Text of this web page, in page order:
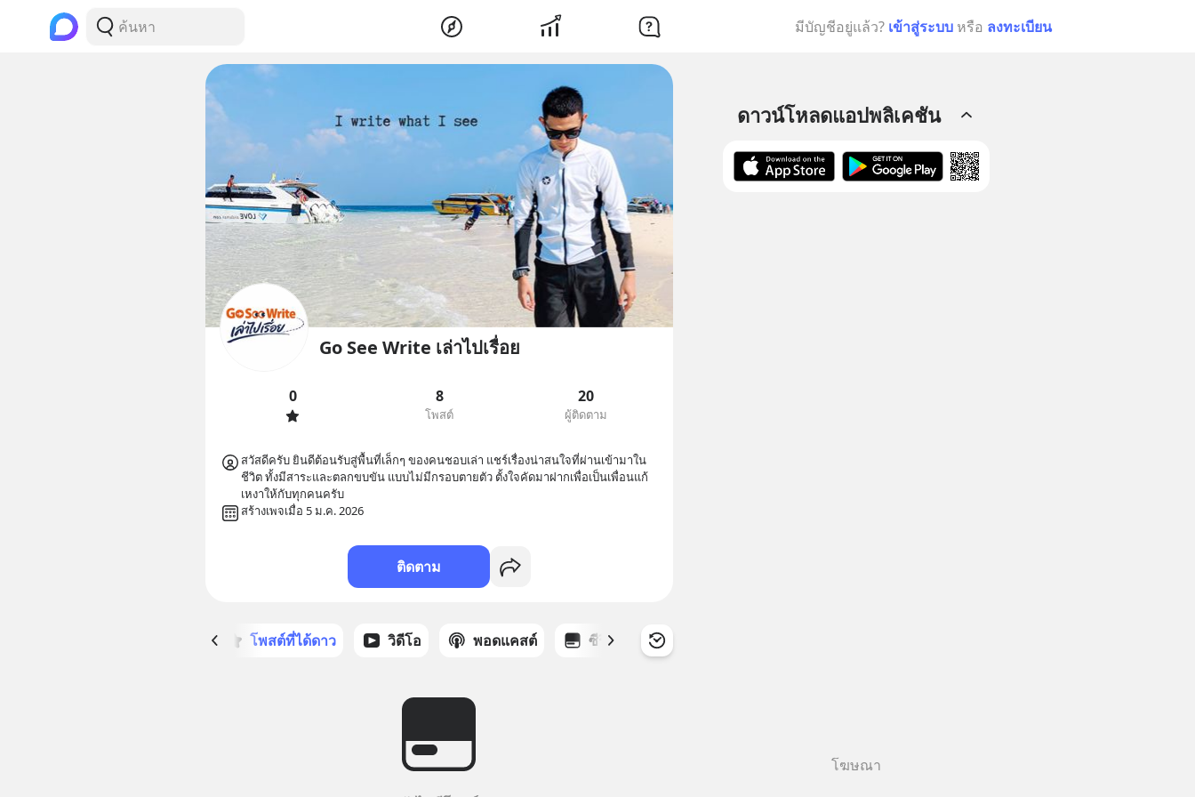
มีบัญชีอยู่แล้ว? เข้าสู่ระบบ หรือ ลงทะเบียน
Go See Write เล่าไปเรื่อย
0 8
โพสต์
20
ผู้ติดตาม
สวัสดีครับ ยินดีต้อนรับสู่พื้นที่เล็กๆ ของคนชอบเล่า แชร์เรื่องน่าสนใจที่ผ่านเข้ามาใน
ชีวิต ทั้งมีสาระและตลกขบขัน แบบไม่มีกรอบตายตัว ตั้งใจคัดมาฝากเพื่อเป็นเพื่อนแก้
เหงาให้กับทุกคนครับ
สร้างเพจเมื่อ 5 ม.ค. 2026
ติดตาม
โพสต์ที่ได้ดาว วิดีโอ พอดแคสต์ ซีรีส์
ดาวน์โหลดแอปพลิเคชัน
โฆษณา